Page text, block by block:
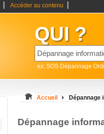
Accéder au contenu
QUI ?
ex: SOS Dépannage
Accueil Dépannage
Dépannage